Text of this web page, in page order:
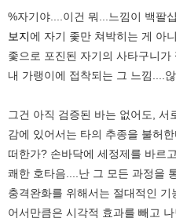
%자기야....이건 뭐...느낌이 백팔
보지에 자기 좇만 쳐박히는 게 아
좇으로 포진된 자기의 사타구니가
내 가랭이에 접착되는 그 느낌....
그건 아직 검증된 바는 없어도,
감에 있어서는 타의 추종을 불허
떠한가? 손바닥에 세정제를 바르
쾌한 호타음....난 그 모든 과정을
충격완화를 위해서는 절대적인
어서만큼은 시각적 효과를 빼고